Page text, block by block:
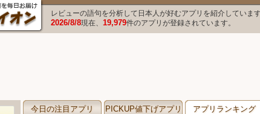
レビューの語句を分析して日本人が好むアプリを紹介しています
2026/8/8現在、 19,979件のアプリが登録されています。
今日の注目アプリ PICKUP値下げアプリ アプリランキング